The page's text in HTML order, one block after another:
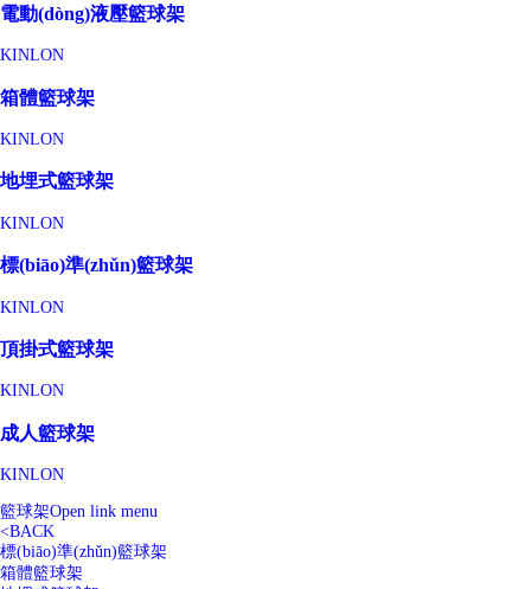
電動(dòng)液壓籃球架
KINLON
箱體籃球架
KINLON
地埋式籃球架
KINLON
標(biāo)準(zhǔn)籃球架
KINLON
頂掛式籃球架
KINLON
成人籃球架
KINLON
籃球架Open link menu
<BACK
標(biāo)準(zhǔn)籃球架
箱體籃球架